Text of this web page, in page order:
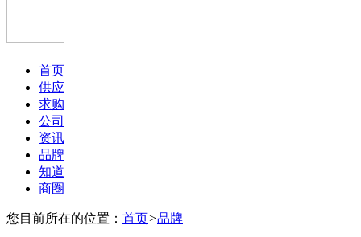
首页
供应
求购
公司
资讯
品牌
知道
商圈
您目前所在的位置： 首页>品牌